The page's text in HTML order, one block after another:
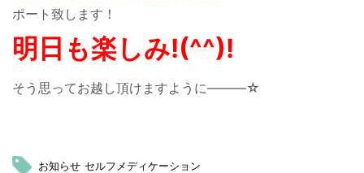
ポート致します！
明日も楽しみ!(^^)!
そう思ってお越し頂けますように―――☆
お知らせ セルフメディケーション